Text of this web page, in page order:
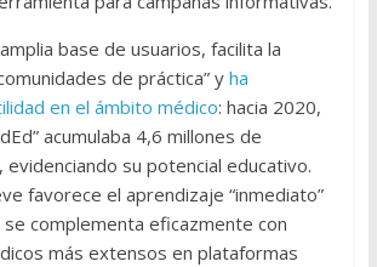
base de usuarios, facilita la
de práctica” y ha
en el ámbito médico: hacia 2020,
acumulaba 4,6 millones de
evidenciando su potencial educativo.
favorece el aprendizaje “inmediato”
complementa eficazmente con
más extensos en plataformas